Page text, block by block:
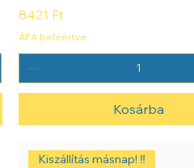
Ár
8421 Ft
ÁFA beleértve
Kosárba
Kiszállítás másnap! ‼️